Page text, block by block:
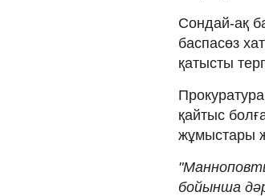
Сондай-ақ
баспасөз
қатысты
қайтыс
жұмыстары
бойынша